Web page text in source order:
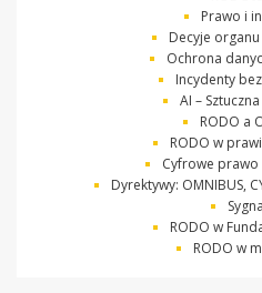
Prawo i
Decyje
Ochrona
Incydenty
AI –
RODO a
RODO w
Cyfrowe
Dyrektywy: OMNIBUS,
RODO w
RODO w